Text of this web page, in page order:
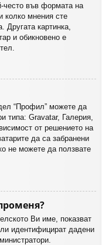
често във формата на
колко мнения сте
картинка,
и обикновено е
“Профил” можете да
типа: Gravatar, Галерия,
от решението на
да са забранени
не можете да ползвате
Ви име, показват
идентифицират дадени